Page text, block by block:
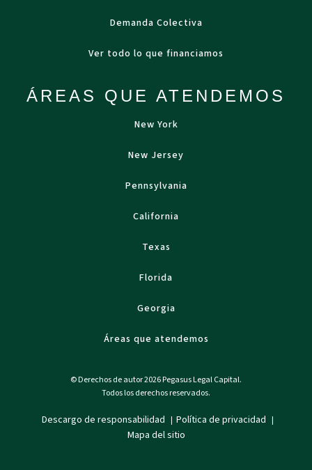
Demanda Colectiva
Ver todo lo que financiamos
ÁREAS QUE ATENDEMOS
New York
New Jersey
Pennsylvania
California
Texas
Florida
Georgia
Áreas que atendemos
© Derechos de autor 2026 Pegasus Legal Capital.
Todos los derechos reservados.
Descargo de responsabilidad | Política de privacidad |
Mapa del sitio